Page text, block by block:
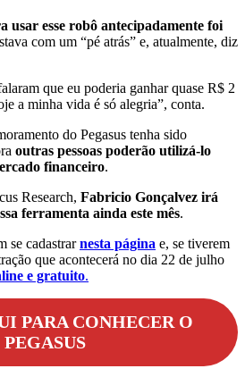
usar esse robô antecipadamente foi
com um “pé atrás” e, atualmente, diz
que eu poderia ganhar quase R$ 2
a minha vida é só alegria”, conta.
do Pegasus tenha sido
outras pessoas poderão utilizá-lo
financeiro.
Research, Fabricio Gonçalvez irá
ferramenta ainda este mês.
se cadastrarnesta página e, se tiverem
que acontecerá no dia 22 de julho
e gratuito.
PARA CONHECER O
PEGASUS